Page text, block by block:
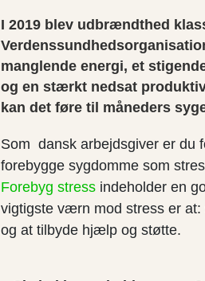
I 2019 blev udbrændthed
manglende energi, et
og en stærkt nedsat
kan det føre til måneders
Som dansk arbejdsgiver er du
forebygge sygdomme som
Forebyg stress indeholder en
vigtigste værn mod stress er
og at tilbyde hjælp og støtte.